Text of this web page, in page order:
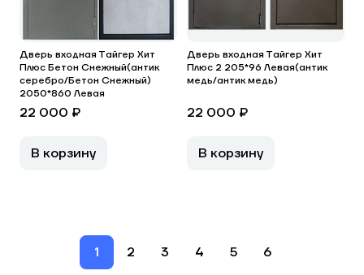
Дверь входная Тайгер Хит
Плюс Бетон Снежный(антик
серебро/Бетон Снежный)
2050*860 Левая
22 000 ₽
В корзину
Дверь входная Тайгер Хит
Плюс 2 205*96 Левая(антик
медь/антик медь)
22 000 ₽
В корзину
1 2 3 4 5 6